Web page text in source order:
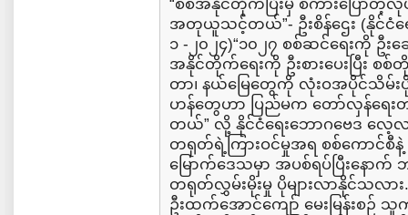
“စစ်အနိုင်တိုက်ပြီးမှ စကားပြော
အတုယူသင့်တယ်”- ဦးစိန်ဌေး (နိုင်ငံ
၁ -၂၀၂၄)“၁၀၂၇ စစ်ဆင်ရေးကို ဦ
အနိုင်တိုက်ရေးကို ဦးစားပေးပြီး
တာ၊ နယ်မြေတွေကို လုံးဝအပိုင်သိမ်း
ဟန်တွေဟာ ပြည်မက တော်လှန်ရေ
တယ်” လို့ နိုင်ငံရေးဘောဂဗေဒ လေ့လ
တရုတ်ရဲ့ကြားဝင်မှုအရ စစ်ကောင်စီနဲ့
မြောက်ဒေသမှာ အပစ်ရပ်ပြီးနော
တရုတ်လွှမ်းမိုးမှု ပိုများလာနိုင်သလာ
ဦးထက်အောင်ကျော် မေးမြန်းစဉ် သူ